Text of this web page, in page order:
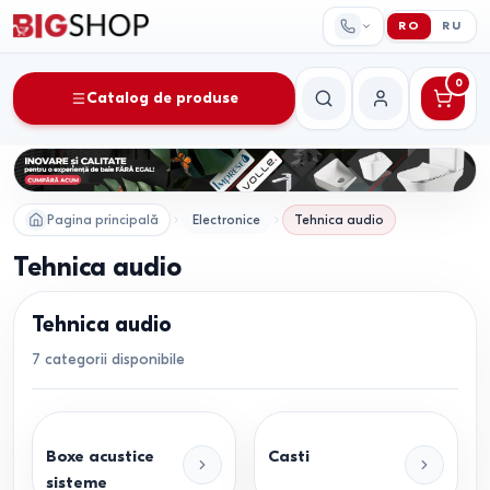
RO RU
Catalog de produse
CăutareContul meu
0
Pagina principală Electronice Tehnica audio
Tehnica audio
Tehnica audio
7 categorii disponibile
Boxe acustice
sisteme
Casti